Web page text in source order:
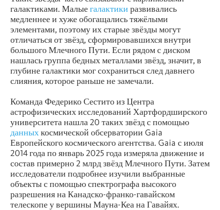
галактиками. Малыегалактики развивались
медленнее и хуже обогащались тяжёлыми
элементами, поэтому их старые звёзды могут
отличаться от звёзд, сформировавшихся внутри
большого Млечного Пути. Если рядом с диском
нашлась группа бедных металлами звёзд, значит, в
глубине галактики мог сохраниться след давнего
слияния, которое раньше не замечали.
Команда Федерико Сестито из Центра
астрофизических исследований Хартфордширского
университета нашла 20 таких звёзд с помощью
данныхкосмической обсерватории Gaia
Европейского космического агентства. Gaia с июля
2014 года по январь 2025 года измеряла движение и
состав примерно 2 млрд звёзд Млечного Пути. Затем
исследователи подробнее изучили выбранные
объекты с помощью спектрографа высокого
разрешения на Канадско-франко-гавайском
телескопе у вершины Мауна-Кеа на Гавайях.